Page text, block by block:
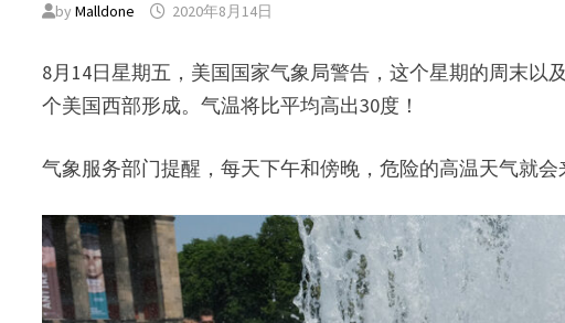
byMalldone 2020年8月14日
8月14日星期五，美国国家气象局警告，这个星期的周末
个美国西部形成。气温将比平均高出30度！
气象服务部门提醒，每天下午和傍晚，危险的高温天气就会